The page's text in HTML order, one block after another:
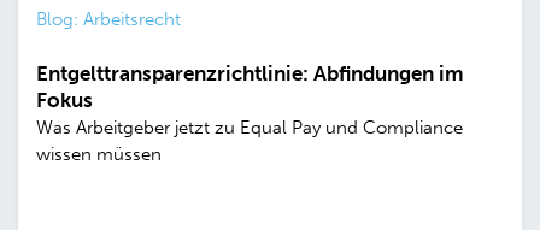
Blog: Arbeitsrecht
Entgelttransparenzrichtlinie: Abfindungen im
Fokus
Was Arbeitgeber jetzt zu Equal Pay und Compliance
wissen müssen